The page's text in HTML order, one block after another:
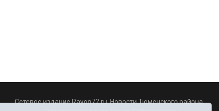
Сетевое издание Rayon72.ru. Новости Тюменского района.